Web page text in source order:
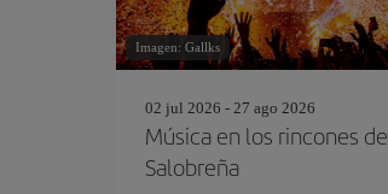
Imagen: Gallks
02 jul 2026 - 27 ago 2026
Música en los rincones de
Salobreña